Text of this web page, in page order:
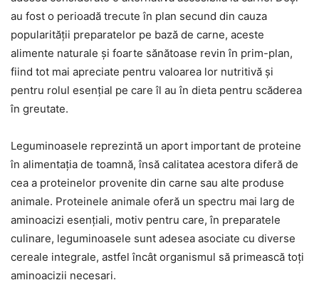
au fost o perioadă trecute în plan secund din cauza
popularității preparatelor pe bază de carne, aceste
alimente naturale și foarte sănătoase revin în prim-plan,
fiind tot mai apreciate pentru valoarea lor nutritivă și
pentru rolul esențial pe care îl au în dieta pentru scăderea
în greutate.
Leguminoasele reprezintă un aport important de proteine
în alimentația de toamnă, însă calitatea acestora diferă de
cea a proteinelor provenite din carne sau alte produse
animale. Proteinele animale oferă un spectru mai larg de
aminoacizi esențiali, motiv pentru care, în preparatele
culinare, leguminoasele sunt adesea asociate cu diverse
cereale integrale, astfel încât organismul să primească toți
aminoacizii necesari.